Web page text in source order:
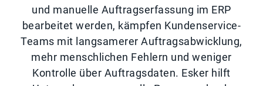
und manuelle Auftragserfassung im ERP
bearbeitet werden, kämpfen Kundenservice-
Teams mit langsamerer Auftragsabwicklung,
mehr menschlichen Fehlern und weniger
Kontrolle über Auftragsdaten. Esker hilft